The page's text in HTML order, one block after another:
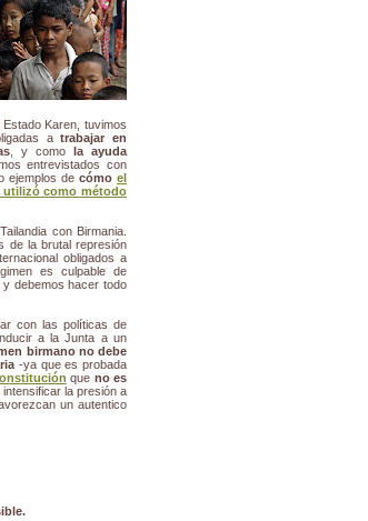
Karen, tuvimos
atrabajar en
, y como la ayuda
entrevistados con
ejemplos decómoel
utilizó como método
con Birmania.
de la brutal represión
obligados a
es culpable de
debemos hacer todo
con las políticas de
a la Junta a un
birmano no debe
-ya que es probada
que no es
intensificar la presión a
un autentico